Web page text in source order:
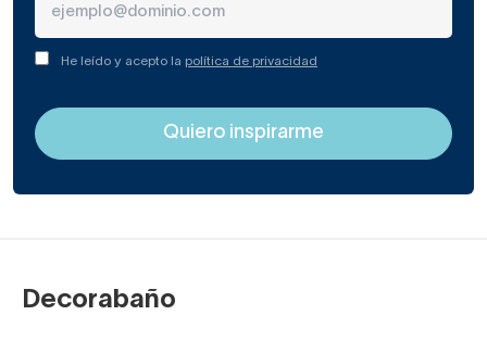
He leído y acepto la política de privacidad
Decorabaño